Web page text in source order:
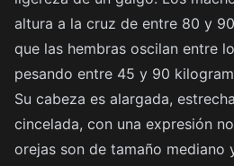
altura a la cruz de entre 80 y
que las hembras oscilan entre
pesando entre 45 y 90
Su cabeza es alargada,
cincelada, con una expresión
orejas son de tamaño mediano